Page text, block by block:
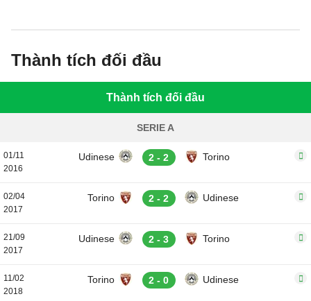
Thành tích đối đầu
Thành tích đối đầu
SERIE A
01/11
2016
Udinese 2 - 2 Torino
02/04
2017
Torino 2 - 2 Udinese
21/09
2017
Udinese 2 - 3 Torino
11/02
2018
Torino 2 - 0 Udinese